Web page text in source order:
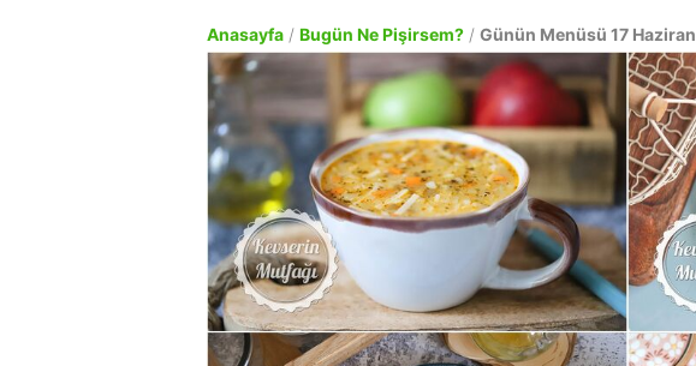
Anasayfa / Bugün Ne Pişirsem? / Günün Menüsü 17 Haziran